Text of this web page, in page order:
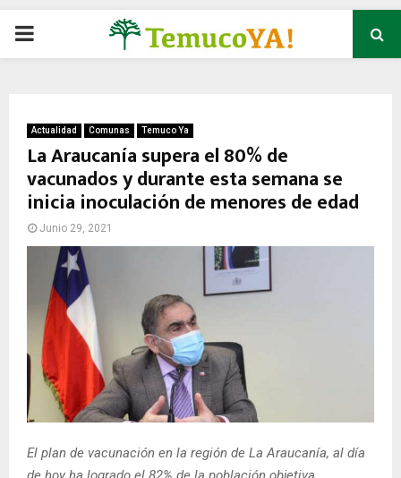
P
M
A
M
E
N
Actualidad Comunas Temuco Ya
La Araucanía supera el 80% de
vacunados y durante esta semana se
inicia inoculación de menores de edad
Junio 29, 2021
El plan de vacunación en la región de La Araucanía, al día